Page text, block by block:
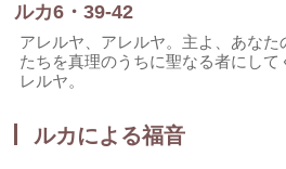
ルカ6・39-42
アレルヤ、アレルヤ。主よ、あな
たちを真理のうちに聖なる者にし
レルヤ。
ルカによる福音